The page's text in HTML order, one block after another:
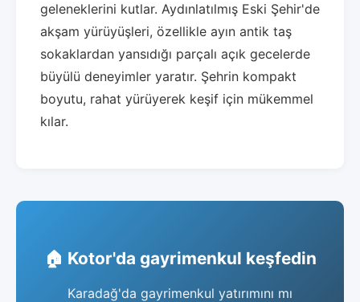
geleneklerini kutlar. Aydınlatılmış Eski Şehir'de
akşam yürüyüşleri, özellikle ayın antik taş
sokaklardan yansıdığı parçalı açık gecelerde
büyülü deneyimler yaratır. Şehrin kompakt
boyutu, rahat yürüyerek keşif için mükemmel
kılar.
🏠 Kotor'da gayrimenkul keşfedin
Karadağ'da gayrimenkul yatırımını mı